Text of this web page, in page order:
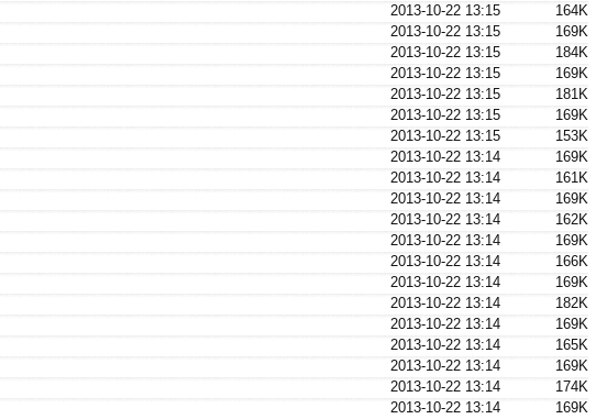
2013-10-22 13:15
164K
2013-10-22 13:15
169K
2013-10-22 13:15
184K
2013-10-22 13:15
169K
2013-10-22 13:15
181K
2013-10-22 13:15
169K
2013-10-22 13:15
153K
2013-10-22 13:14
169K
2013-10-22 13:14
161K
2013-10-22 13:14
169K
2013-10-22 13:14
162K
2013-10-22 13:14
169K
2013-10-22 13:14
166K
2013-10-22 13:14
169K
2013-10-22 13:14
182K
2013-10-22 13:14
169K
2013-10-22 13:14
165K
2013-10-22 13:14
169K
2013-10-22 13:14
174K
2013-10-22 13:14 169K